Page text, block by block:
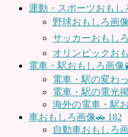
運動・スポーツおもし
野球おもしろ画
サッカーおもし
オリンピックお
電車・駅おもしろ画像
電車・駅の変わ
電車・駅の電光
海外の電車・駅
車おもしろ画像🚗 182
自動車おもしろ